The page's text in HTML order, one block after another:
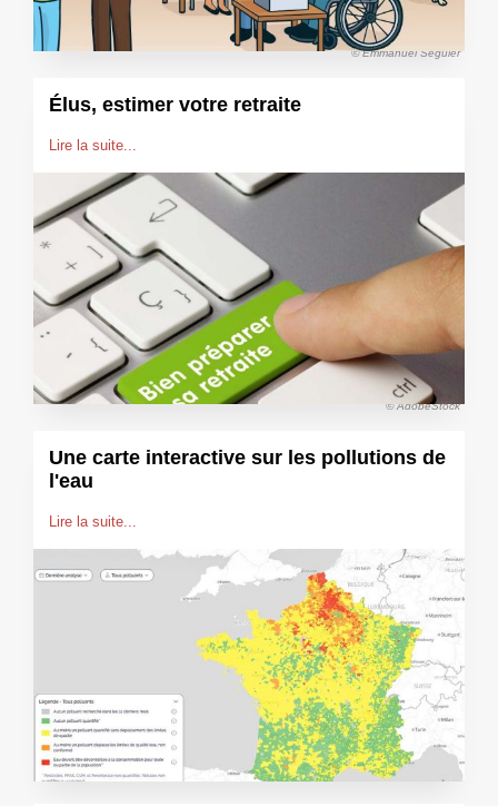
© Emmanuel Séguier
Élus, estimer votre retraite
Lire la suite...
© AdobeStock
Une carte interactive sur les pollutions de
l'eau
Lire la suite...